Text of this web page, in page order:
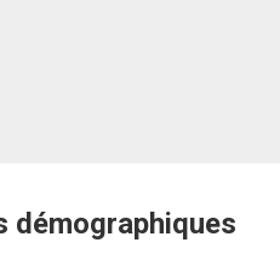
démographiques